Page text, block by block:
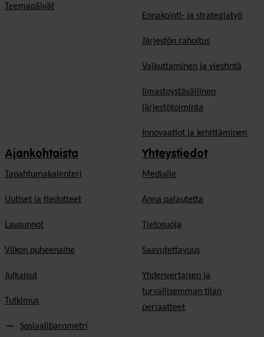
Teemapäivät
Ennakointi- ja strategiatyö
Järjestön rahoitus
Vaikuttaminen ja viestintä
Ilmastoystävällinen
järjestötoiminta
Innovaatiot ja kehittäminen
Ajankohtaista
Tapahtumakalenteri
Uutiset ja tiedotteet
Lausunnot
Viikon puheenaihe
Julkaisut
Tutkimus
Sosiaalibarometri
Yhteystiedot
Medialle
Anna palautetta
Tietosuoja
Saavutettavuus
Yhdenvertaisen ja
turvallisemman tilan
periaatteet